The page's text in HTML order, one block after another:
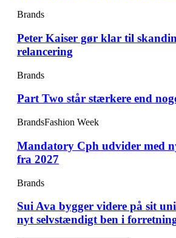
Brands
Peter Kaiser gør klar til
relancering
Brands
Part Two står stærkere end
BrandsFashion Week
Mandatory Cph udvider med
fra 2027
Brands
Sui Ava bygger videre på sit
nyt selvstændigt ben i